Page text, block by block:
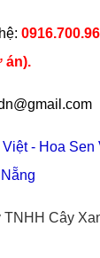
án).
Việt- Hoa
TNHH Cây